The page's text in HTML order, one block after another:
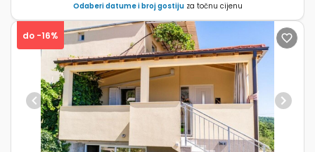
Odaberi datume i broj gostijuza točnu cijenu
Previous Next
do -16%